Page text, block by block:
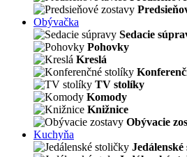
Obývačka
Sedacie
Pohovky
Kreslá
TV stolíky
Komody
Knižnice
Obývacie
Kuchyňa